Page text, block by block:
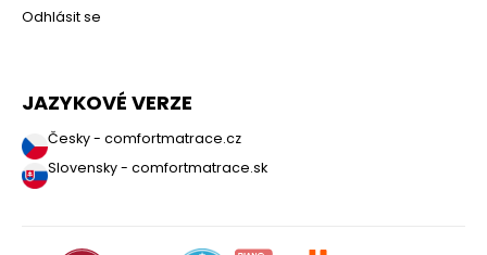
Odhlásit se
JAZYKOVÉ VERZE
Česky - comfortmatrace.cz
Slovensky - comfortmatrace.sk